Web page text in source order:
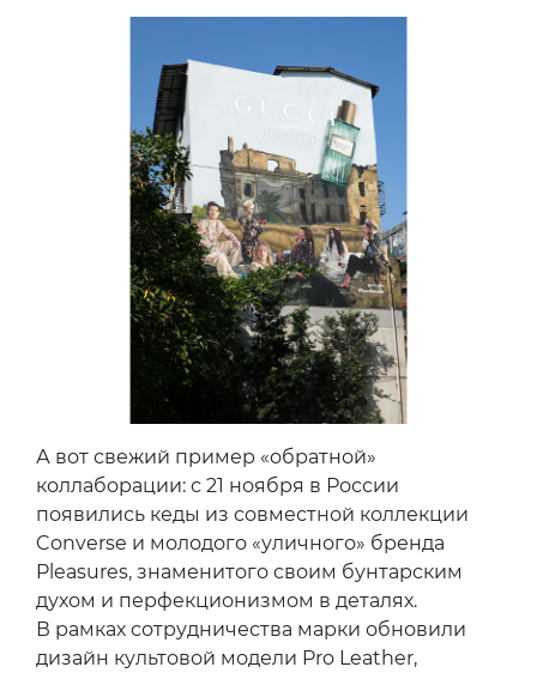
А вот свежий пример «обратной»
коллаборации: с 21 ноября в России
появились кеды из совместной коллекции
Converse и молодого «уличного» бренда
Pleasures, знаменитого своим бунтарским
духом и перфекционизмом в деталях.
В рамках сотрудничества марки обновили
дизайн культовой модели Pro Leather,